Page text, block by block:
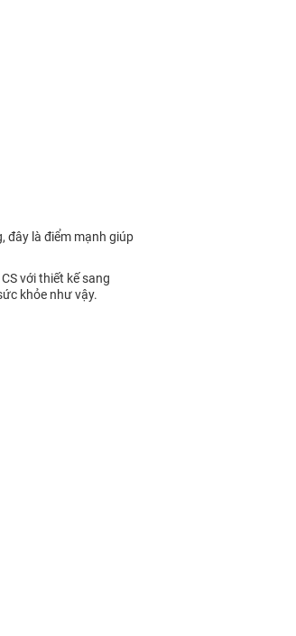
đây là điểm mạnh giúp
với thiết kế sang
khỏe như vậy.